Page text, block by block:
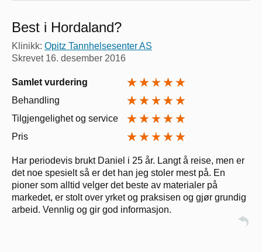
Best i Hordaland?
Klinikk: Opitz Tannhelsesenter AS
Skrevet 16. desember 2016
Samlet vurdering
Behandling
Tilgjengelighet og service
Pris
Har periodevis brukt Daniel i 25 år. Langt å reise, men er
det noe spesielt så er det han jeg stoler mest på. En
pioner som alltid velger det beste av materialer på
markedet, er stolt over yrket og praksisen og gjør grundig
arbeid. Vennlig og gir god informasjon.